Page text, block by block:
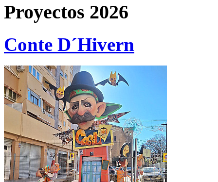
Proyectos 2026
Conte D´Hivern